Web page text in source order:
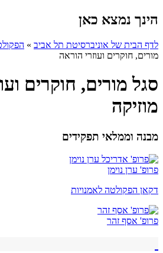
הינך נמצא כאן
לדף הבית של אוניברסיטת תל אביב »
מורים, חוקרים ועוזרי הוראה
סגל מורים, חוקרים
מוזיקה
מבנה וממלאי תפקידים
פרופ' ערן נוימן
דקאן הפקולטה לאמנויות
פרופ' אסף זהר